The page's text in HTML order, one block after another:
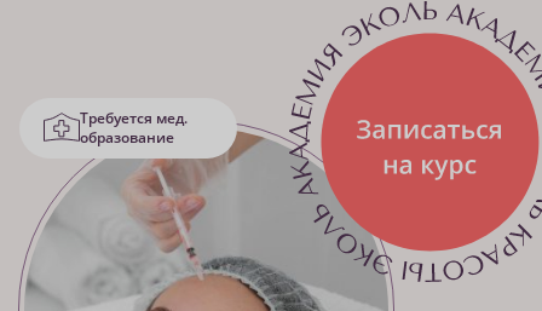
Требуется мед.
образование